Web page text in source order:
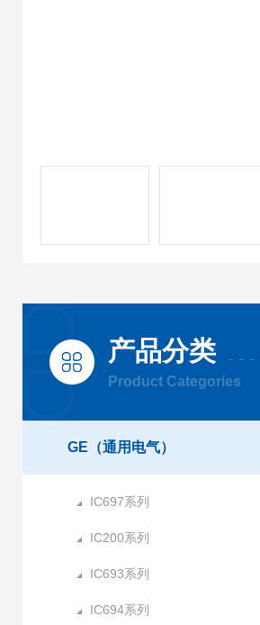
产品分类
Product Categories
GE（通用电气）
IC697系列
IC200系列
IC693系列
IC694系列